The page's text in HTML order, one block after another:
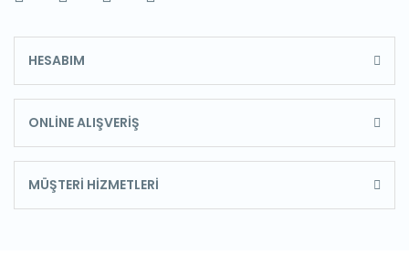
HESABIM
ONLİNE ALIŞVERİŞ
MÜŞTERİ HİZMETLERİ